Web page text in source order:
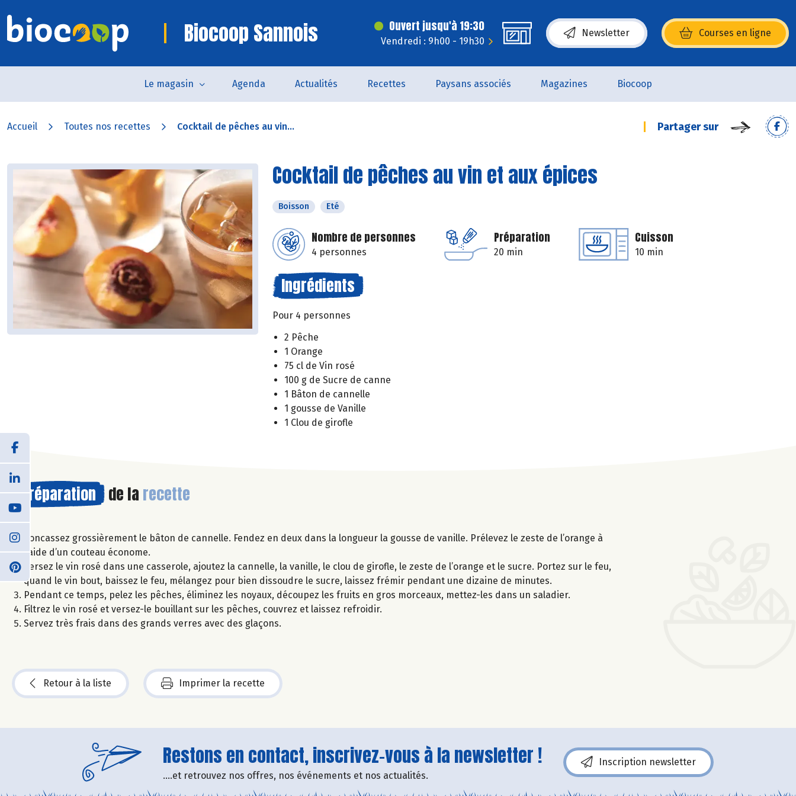
Biocoop Sannois Ouvert jusqu'à 19:30
Vendredi : 9h00 - 19h30
Newsletter Courses en ligne
(s’ouvre dans une nouvelle fenêtre)
Le magasin Agenda Actualités Recettes Paysans associés Magazines Biocoop
Accueil Toutes nos recettes Cocktail de pêches au vin... Partager sur
Cocktail de pêches au vin et aux épices
Boisson Eté
Nombre de personnes
4 personnes
Préparation
20 min
Cuisson
10 min
Ingrédients
Pour 4 personnes
2 Pêche
1 Orange
75 cl de Vin rosé
100 g de Sucre de canne
1 Bâton de cannelle
1 gousse de Vanille
1 Clou de girofle
Préparation de la recette
Concassez grossièrement le bâton de cannelle. Fendez en deux dans la longueur la gousse de vanille. Prélevez le zeste de l’orange à
l’aide d’un couteau économe.
Versez le vin rosé dans une casserole, ajoutez la cannelle, la vanille, le clou de girofle, le zeste de l’orange et le sucre. Portez sur le feu,
quand le vin bout, baissez le feu, mélangez pour bien dissoudre le sucre, laissez frémir pendant une dizaine de minutes.
Pendant ce temps, pelez les pêches, éliminez les noyaux, découpez les fruits en gros morceaux, mettez-les dans un saladier.
Filtrez le vin rosé et versez-le bouillant sur les pêches, couvrez et laissez refroidir.
Servez très frais dans des grands verres avec des glaçons.
Retour à la liste Imprimer la recette
Restons en contact, inscrivez-vous à la newsletter !
....et retrouvez nos offres, nos événements et nos actualités.
Inscription newsletter